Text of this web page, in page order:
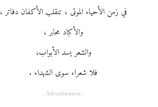
في زمن الأحياء الموتى ، تنقلب الأكفان دفاتر ،
والأكباد محابر ،
والشعر يسد الأبواب،
فلا شعراء سوى الشهداء .
- Advertisement -